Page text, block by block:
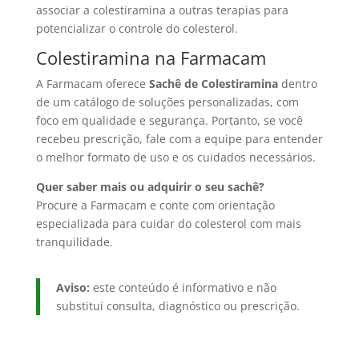
associar a colestiramina a outras terapias para
potencializar o controle do colesterol.
Colestiramina na Farmacam
A Farmacam oferece Sachê de Colestiraminadentro
de um catálogo de soluções personalizadas, com
foco em qualidade e segurança. Portanto, se você
recebeu prescrição, fale com a equipe para entender
o melhor formato de uso e os cuidados necessários.
Quer saber mais ou adquirir o seu sachê?
Procure a Farmacam e conte com orientação
especializada para cuidar do colesterol com mais
tranquilidade.
Aviso: este conteúdo é informativo e não
substitui consulta, diagnóstico ou prescrição.